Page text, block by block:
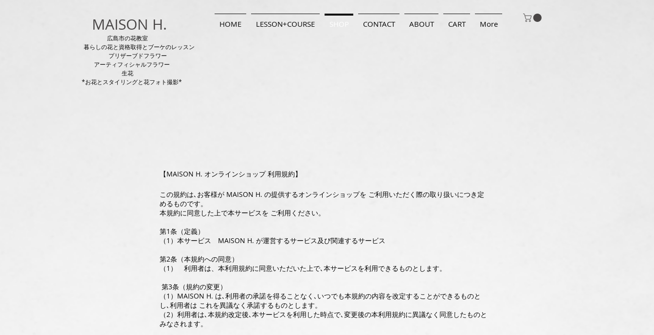
MAISON H.
広島市の花教室
暮らしの花と資格取得とブーケのレッスン
プリザーブドフラワー
アーティフィシャルフラワー
生花
*お花とスタイリングと花フォト撮影*
HOME LESSON+COURSE CONTACT ABOUT CART More
【MAISON H. オンラインショップ 利用規約】
この規約は､お客様が MAISON H. の提供するオンラインショップを ご利用いただく際の取り扱いにつき定
めるものです。
本規約に同意した上で本サービスを ご利用ください。
第1条（定義）
（1）本サービス MAISON H. が運営するサービス及び関連するサービス
第2条（本規約への同意）
（1） 利用者は、本利用規約に同意いただいた上で､本サービスを利用できるものとします。
第3条（規約の変更）
（1）MAISON H. は､利用者の承諾を得ることなく､いつでも本規約の内容を改定することができるものと
し､利用者は これを異議なく承諾するものとします。
（2）利用者は､本規約改定後､本サービスを利用した時点で､変更後の本利用規約に異議なく同意したものと
みなされます。